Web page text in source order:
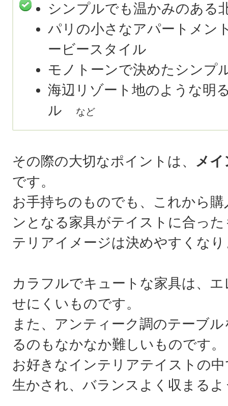
シンプルでも温かみのある
パリの小さなアパートメン
ービースタイル
モノトーンで決めたシンプ
海辺リゾート地のような明
ル
など
その際の大切なポイントは、 メ
です。
お手持ちのものでも、これから
ンとなる家具がテイストに合っ
テリアイメージは決めやすくな
カラフルでキュートな家具は、
せにくいものです。
また、アンティーク調のテーブ
るのもなかなか難しいものです。
お好きなインテリアテイストの
生かされ、バランスよく収まる